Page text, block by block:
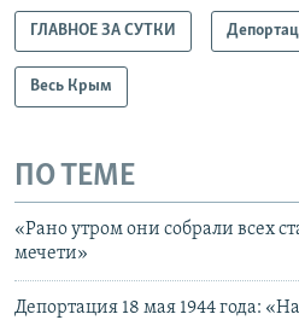
ГЛАВНОЕ ЗА СУТКИ
Весь Крым
ПО ТЕМЕ
«Рано утром они собрали всех
мечети»
Депортация 18 мая 1944 года: